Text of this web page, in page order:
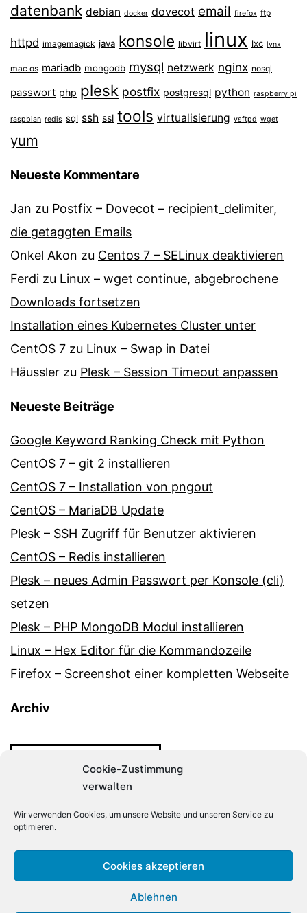
Cookie-Zustimmung
verwalten
Wir verwenden Cookies, um unsere Website und unseren Service zu
optimieren.
Cookies akzeptieren
Ablehnen
datenbank debian docker dovecot email firefox ftp
httpd imagemagick java konsole libvirt linux lxc lynx
mac os mariadb mongodb mysql netzwerk nginx nosql
passwort php plesk postfix postgresql python raspberry pi
raspbian redis sql ssh ssl tools virtualisierung vsftpd wget
yum
Neueste Kommentare
Jan zu Postfix – Dovecot – recipient_delimiter,
die getaggten Emails
Onkel Akon zu Centos 7 – SELinux de­ak­ti­vie­ren
Ferdi zu Linux – wget continue, abgebrochene
Downloads fortsetzen
Installation eines Kubernetes Cluster unter
CentOS 7 zu Linux – Swap in Datei
Häussler zu Plesk – Session Timeout anpassen
Neueste Beiträge
Google Keyword Ranking Check mit Python
CentOS 7 – git 2 installieren
CentOS 7 – Installation von pngout
CentOS – MariaDB Update
Plesk – SSH Zugriff für Benutzer aktivieren
CentOS – Redis installieren
Plesk – neues Admin Passwort per Konsole (cli)
setzen
Plesk – PHP MongoDB Modul installieren
Linux – Hex Editor für die Kommandozeile
Firefox – Screenshot einer kompletten Webseite
Archiv
DER-LINUX-ADMIN.DE
Stolz präsentiert vonWordPress